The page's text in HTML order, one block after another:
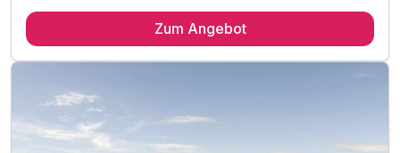
2 x reichhaltiges Frühstück vom Buffet
Eintritt in den Fitnessraum
Zum Angebot